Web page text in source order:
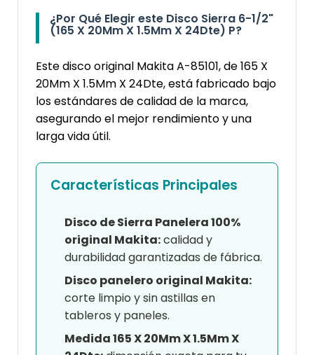
¿Por Qué Elegir este Disco Sierra 6-1/2"
(165 X 20Mm X 1.5Mm X 24Dte) P?
Este disco original Makita A-85101, de 165 X
20Mm X 1.5Mm X 24Dte, está fabricado bajo
los estándares de calidad de la marca,
asegurando el mejor rendimiento y una
larga vida útil.
Características Principales
Disco de Sierra Panelera 100%
original Makita:calidad y
durabilidad garantizadas de fábrica.
Disco panelero original Makita:
corte limpio y sin astillas en
tableros y paneles.
Medida 165 X 20Mm X 1.5Mm X